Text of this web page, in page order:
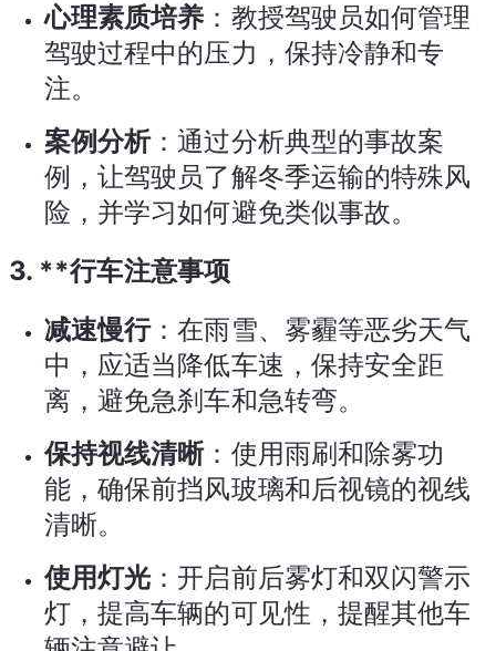
心理素质培养：教授驾驶员如何管理
驾驶过程中的压力，保持冷静和专
注。
案例分析：通过分析典型的事故案
例，让驾驶员了解冬季运输的特殊风
险，并学习如何避免类似事故。
3. **行车注意事项
减速慢行：在雨雪、雾霾等恶劣天气
中，应适当降低车速，保持安全距
离，避免急刹车和急转弯。
保持视线清晰：使用雨刷和除雾功
能，确保前挡风玻璃和后视镜的视线
清晰。
使用灯光 ：开启前后雾灯和双闪警示
灯，提高车辆的可见性，提醒其他车